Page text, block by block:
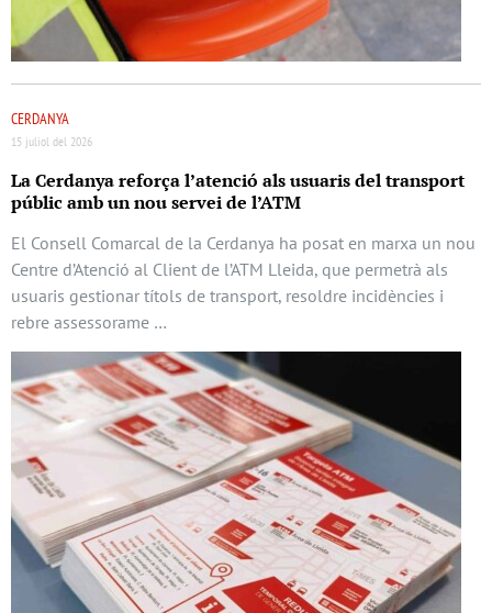
CERDANYA
15 juliol del 2026
La Cerdanya reforça l’atenció als usuaris del transport
públic amb un nou servei de l’ATM
El Consell Comarcal de la Cerdanya ha posat en marxa un nou
Centre d’Atenció al Client de l’ATM Lleida, que permetrà als
usuaris gestionar títols de transport, resoldre incidències i
rebre assessorame …